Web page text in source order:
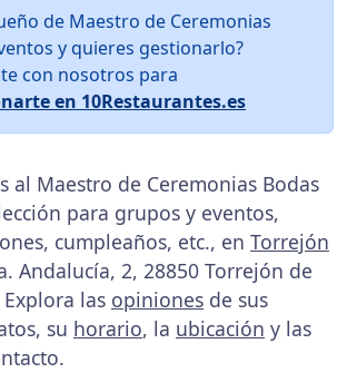
de Maestro de Ceremonias
y quieres gestionarlo?
con nosotros para
en 10Restaurantes.es
al Maestro de Ceremonias Bodas
para grupos y eventos,
cumpleaños, etc., en Torrejón
Andalucía, 2, 28850 Torrejón de
las opiniones de sus
su horario, la ubicación y las